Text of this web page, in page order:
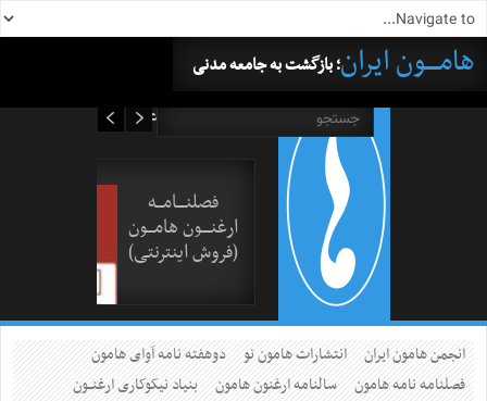
هامــــون ایران؛ بازگشت به جامعه مدنی
فصلنــــامـــه
ارغنــــون هامـــون
(فروش اینترنتی)
انجمن هامون ایران انتشارات هامون نو
دوهفته نامه آوای هامون
فصلنامه نامه هامون
سالنامه ارغنون هامون
بنیاد نیکوکاری ارغنــون